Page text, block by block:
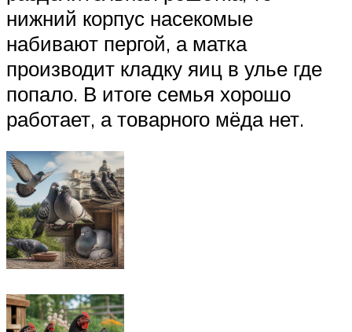
нижний корпус насекомые
набивают пергой, а матка
производит кладку яиц в улье где
попало. В итоге семья хорошо
работает, а товарного мёда нет.